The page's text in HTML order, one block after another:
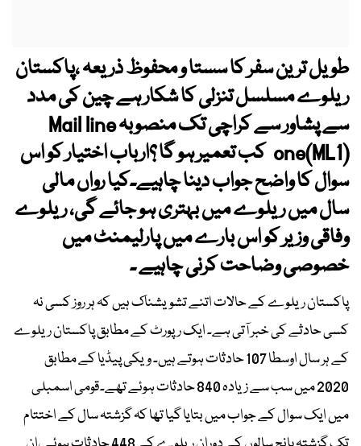
طویل ترین سفر کا سستا و محفوظ ذریعہ ،پاکستان
ریلوے مسلسل تنزلی کا شکار ہے چین کی مدد
سے پشاور سے کراچی تک منصوبہ Mail line
one(ML1) کب تعمیر ہو گا ؟ارباب اختیار کو اس
سوال کا واضح جواب دینا چاہیے۔کیا رواں مالی
سال میں ریلوے میں بہتری ہو جائے گی، ریلوے
وفاقی وزیر کو اس بارے میں پارلیمنٹ میں
خصوصی وضاحت کرنی چاہیے ۔
پاکستان ریلوے کے حالات اتنے تشویشناک ہیں کہ ہر روز کسی نہ
کسی حادثے کی خبر آتی ہے۔ ایک رپورٹ کے مطابق پاکستان ریلوے
کے ہر سال اوسطا 107 حادثات ہوتے ہیں۔ ویکی پیڈیا کے مطابق
2020 میں سب سے زیادہ 840 حادثات ہوئے تھے۔قومی اسمبلی
میں ایک سوال کے جواب میں بتایا گیا تھا کہ گزشتہ سال کے اختتام